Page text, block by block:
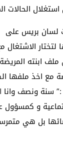
الحالات
لسان بريس
لتختار
ابنته
مع اخذ ملفها
سنة ونصف
و كمسؤول
بل هي